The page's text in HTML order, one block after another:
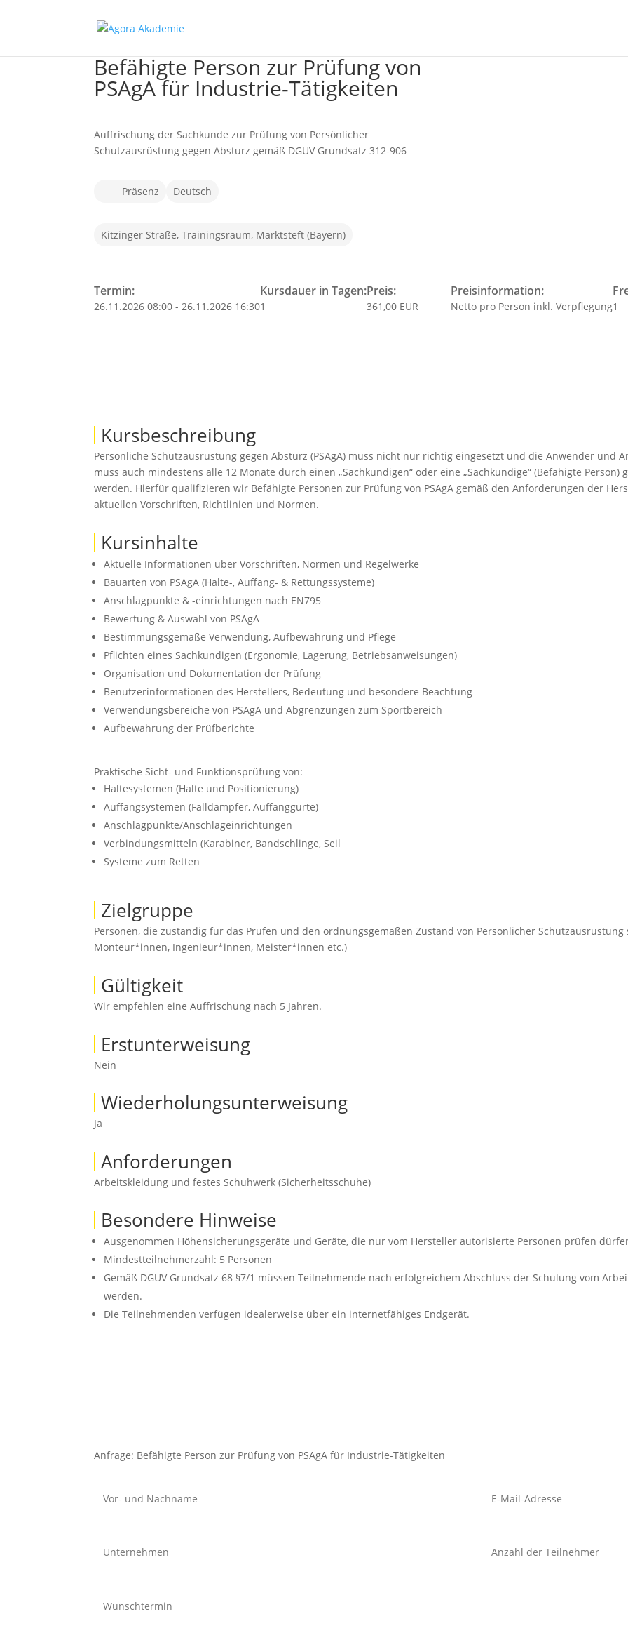
Befähigte Person zur Prüfung von
PSAgA für Industrie-Tätigkeiten
Auffrischung der Sachkunde zur Prüfung von Persönlicher
Schutzausrüstung gegen Absturz gemäß DGUV Grundsatz 312-906
Präsenz Deutsch
Kitzinger Straße, Trainingsraum, Marktsteft (Bayern)
Termin:
26.11.2026 08:00 - 26.11.2026 16:30
Kursdauer in Tagen:
1
Preis:
361,00 EUR
Preisinformation:
Netto pro Person inkl. Verpflegung1
Kursbeschreibung
Persönliche Schutzausrüstung gegen Absturz (PSAgA) muss nicht nur richtig eingesetzt und die Anwender und
muss auch mindestens alle 12 Monate durch einen „Sachkundigen“ oder eine „Sachkundige“ (Befähigte Person)
werden. Hierfür qualifizieren wir Befähigte Personen zur Prüfung von PSAgA gemäß den Anforderungen der
aktuellen Vorschriften, Richtlinien und Normen.
Kursinhalte
Aktuelle Informationen über Vorschriften, Normen und Regelwerke
Bauarten von PSAgA (Halte-, Auffang- & Rettungssysteme)
Anschlagpunkte & -einrichtungen nach EN795
Bewertung & Auswahl von PSAgA
Bestimmungsgemäße Verwendung, Aufbewahrung und Pflege
Pflichten eines Sachkundigen (Ergonomie, Lagerung, Betriebsanweisungen)
Organisation und Dokumentation der Prüfung
Benutzerinformationen des Herstellers, Bedeutung und besondere Beachtung
Verwendungsbereiche von PSAgA und Abgrenzungen zum Sportbereich
Aufbewahrung der Prüfberichte
Praktische Sicht- und Funktionsprüfung von:
Haltesystemen (Halte und Positionierung)
Auffangsystemen (Falldämpfer, Auffanggurte)
Anschlagpunkte/Anschlageinrichtungen
Verbindungsmitteln (Karabiner, Bandschlinge, Seil
Systeme zum Retten
Zielgruppe
Personen, die zuständig für das Prüfen und den ordnungsgemäßen Zustand von Persönlicher
Monteur*innen, Ingenieur*innen, Meister*innen etc.)
Gültigkeit
Wir empfehlen eine Auffrischung nach 5 Jahren.
Erstunterweisung
Nein
Wiederholungsunterweisung
Ja
Anforderungen
Arbeitskleidung und festes Schuhwerk (Sicherheitsschuhe)
Besondere Hinweise
Ausgenommen Höhensicherungsgeräte und Geräte, die nur vom Hersteller autorisierte Personen prüfen
Mindestteilnehmerzahl: 5 Personen
Gemäß DGUV Grundsatz 68 §7/1 müssen Teilnehmende nach erfolgreichem Abschluss der Schulung vom
werden.
Die Teilnehmenden verfügen idealerweise über ein internetfähiges Endgerät.
Anfrage: Befähigte Person zur Prüfung von PSAgA für Industrie-Tätigkeiten